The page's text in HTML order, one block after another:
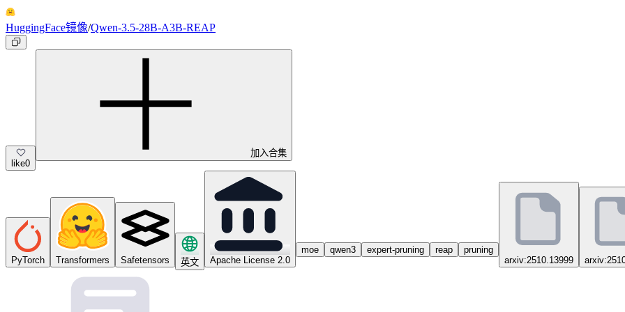
HuggingFace镜像/Qwen-3.5-28B-A3B-REAP
like0
加入合集
PyTorch Transformers Safetensors 英文 Apache License 2.0
moe qwen3 expert-pruning reap
pruning
arxiv:2510.13999